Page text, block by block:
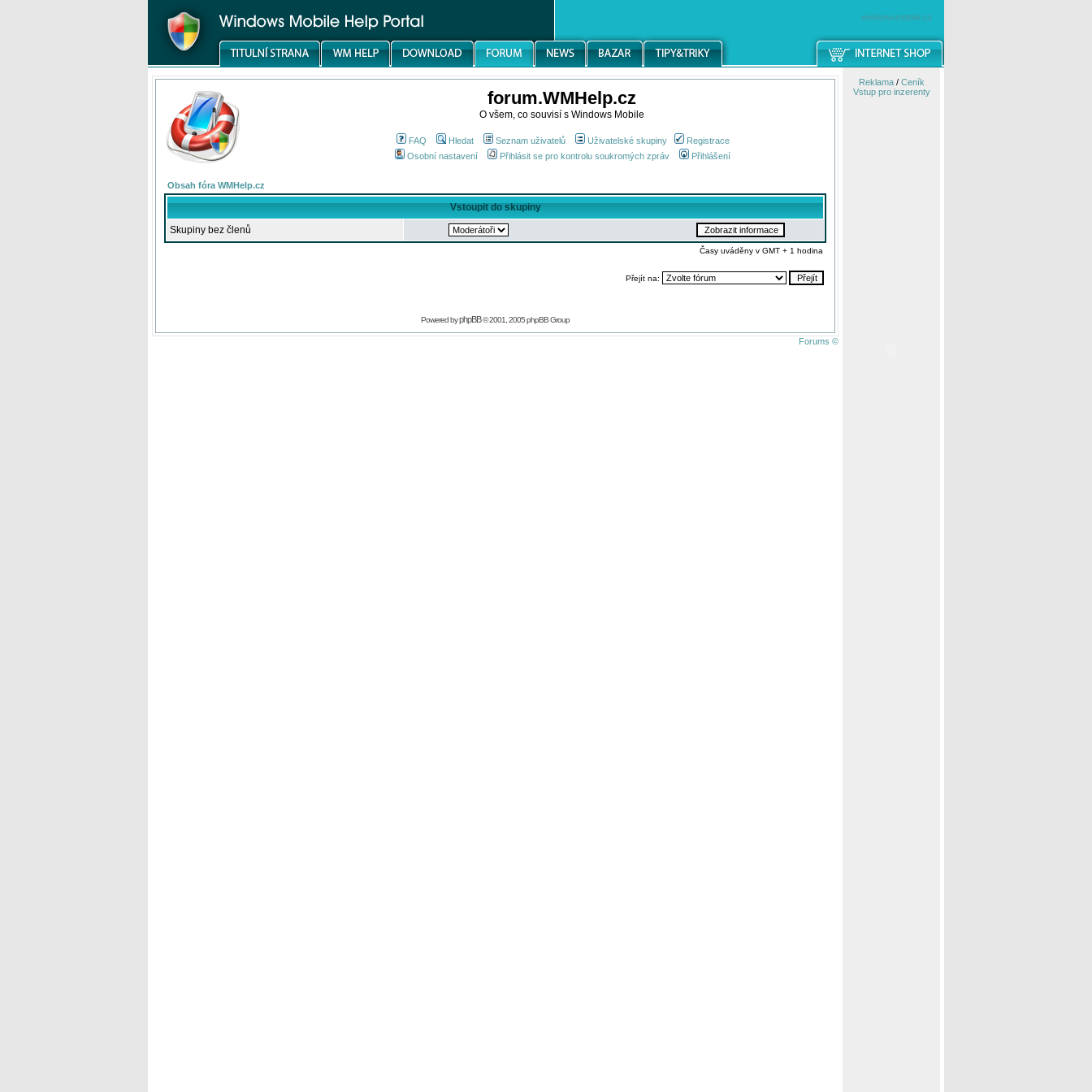
windowsmobile.cz
forum.WMHelp.cz
O všem, co souvisí s Windows Mobile
FAQ Hledat Seznam uživatelů Uživatelské skupiny
Registrace
Osobní nastavení
Přihlásit se pro kontrolu soukromých zpráv Přihlášení
Obsah fóra WMHelp.cz
Vstoupit do skupiny
Skupiny bez členů
Časy uváděny v GMT + 1 hodina
Přejít na:
Powered byphpBB© 2001, 2005 phpBB Group
Forums ©
Reklama/ Ceník
Vstup pro inzerenty